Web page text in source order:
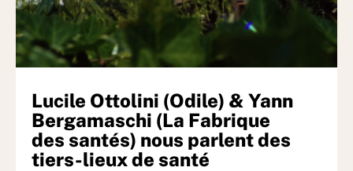
Lucile Ottolini (Odile) & Yann
Bergamaschi (La Fabrique
des santés) nous parlent des
tiers-lieux de santé